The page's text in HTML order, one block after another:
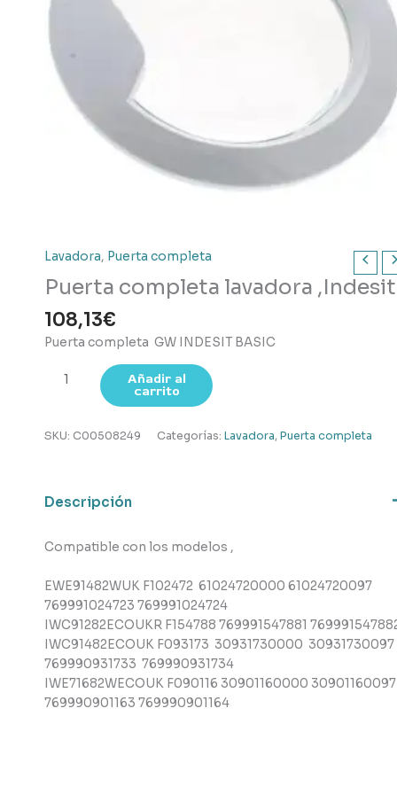
Lavadora, Puerta completa
Puerta completa lavadora ,Indesit
108,13€
Puerta completa GW INDESIT BASIC
Puerta
completa
,Indesit
Añadir al
carrito
SKU: C00508249 Categorías: Lavadora, Puerta completa
Descripción
Compatible con los modelos ,
EWE91482WUK F102472 61024720000 61024720097
769991024723 769991024724
IWC91282ECOUKR F154788 769991547881
IWC91482ECOUK F093173 30931730000 30931730097
769990931733 769990931734
IWE71682WECOUK F090116 30901160000 30901160097
769990901163 769990901164